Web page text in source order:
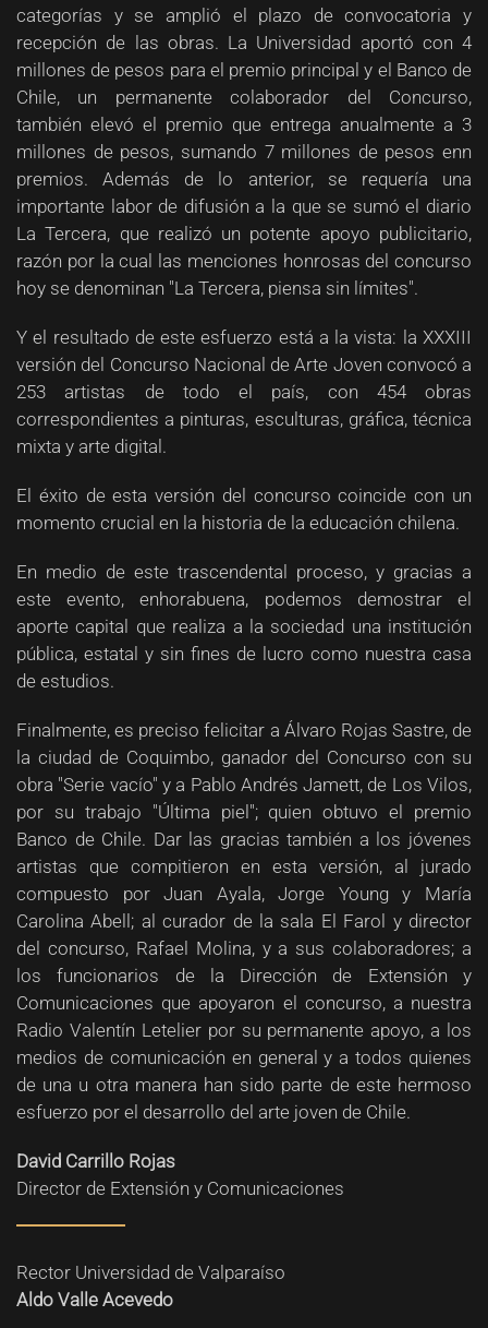
categorías y se amplió el plazo de convocatoria y
recepción de las obras. La Universidad aportó con 4
millones de pesos para el premio principal y el Banco de
Chile, un permanente colaborador del Concurso,
también elevó el premio que entrega anualmente a 3
millones de pesos, sumando 7 millones de pesos enn
premios. Además de lo anterior, se requería una
importante labor de difusión a la que se sumó el diario
La Tercera, que realizó un potente apoyo publicitario,
razón por la cual las menciones honrosas del concurso
hoy se denominan "La Tercera, piensa sin límites".
Y el resultado de este esfuerzo está a la vista: la XXXIII
versión del Concurso Nacional de Arte Joven convocó a
253 artistas de todo el país, con 454 obras
correspondientes a pinturas, esculturas, gráfica, técnica
mixta y arte digital.
El éxito de esta versión del concurso coincide con un
momento crucial en la historia de la educación chilena.
En medio de este trascendental proceso, y gracias a
este evento, enhorabuena, podemos demostrar el
aporte capital que realiza a la sociedad una institución
pública, estatal y sin fines de lucro como nuestra casa
de estudios.
Finalmente, es preciso felicitar a Álvaro Rojas Sastre, de
la ciudad de Coquimbo, ganador del Concurso con su
obra "Serie vacío" y a Pablo Andrés Jamett, de Los Vilos,
por su trabajo "Última piel"; quien obtuvo el premio
Banco de Chile. Dar las gracias también a los jóvenes
artistas que compitieron en esta versión, al jurado
compuesto por Juan Ayala, Jorge Young y María
Carolina Abell; al curador de la sala El Farol y director
del concurso, Rafael Molina, y a sus colaboradores; a
los funcionarios de la Dirección de Extensión y
Comunicaciones que apoyaron el concurso, a nuestra
Radio Valentín Letelier por su permanente apoyo, a los
medios de comunicación en general y a todos quienes
de una u otra manera han sido parte de este hermoso
esfuerzo por el desarrollo del arte joven de Chile.
David Carrillo Rojas
Director de Extensión y Comunicaciones
Rector Universidad de Valparaíso
Aldo Valle Acevedo